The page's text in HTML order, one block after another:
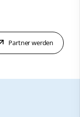
Partner werden